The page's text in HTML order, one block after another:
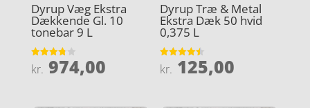
Dyrup Væg Ekstra
Dækkende Gl. 10
tonebar 9 L
Vurderet
3.8
kr. 974,00
Dyrup Træ & Metal
Ekstra Dæk 50 hvid
0,375 L
Vurderet
4.5
kr. 125,00